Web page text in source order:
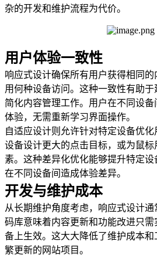
杂的开发和维护流程为代价。
用户体验一致性
响应式设计确保所有用户获得相同
用何种设备访问。这种一致性有助
简化内容管理工作。用户在不同设
体验，无需重新学习界面操作。
自适应设计则允许针对特定设备优
设备设计更大的点击目标，或为鼠
素。这种差异化优化能够提升特定
在不同设备间造成体验差异。
开发与维护成本
从长期维护角度考虑，响应式设计
码库意味着内容更新和功能改进只
备上生效。这大大降低了维护成本
繁更新的网站项目。